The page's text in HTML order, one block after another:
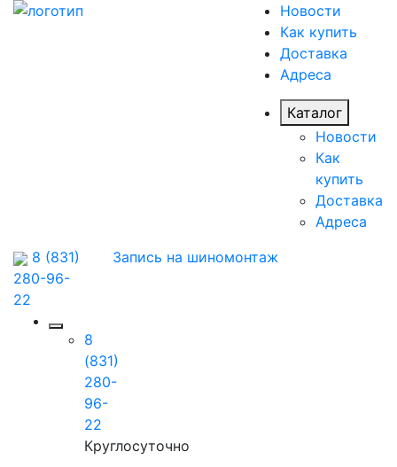
Новости
Как купить
Доставка
Адреса
Каталог
Новости
Как
купить
Доставка
Адреса
8 (831)
280-96-
22
8
(831)
280-
96-
22
Круглосуточно
Запись на шиномонтаж